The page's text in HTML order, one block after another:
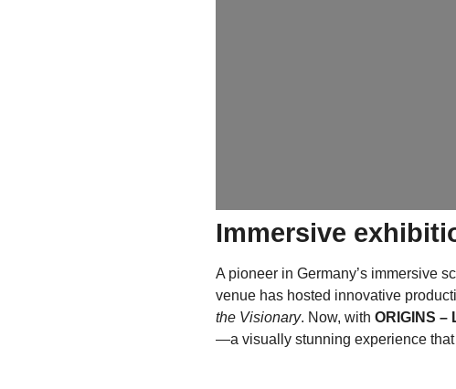
Immersive
A pioneer in Germany’s immersive
venue has hosted innovative
the Visionary. Now, with ORIGINS –
—a visually stunning experience